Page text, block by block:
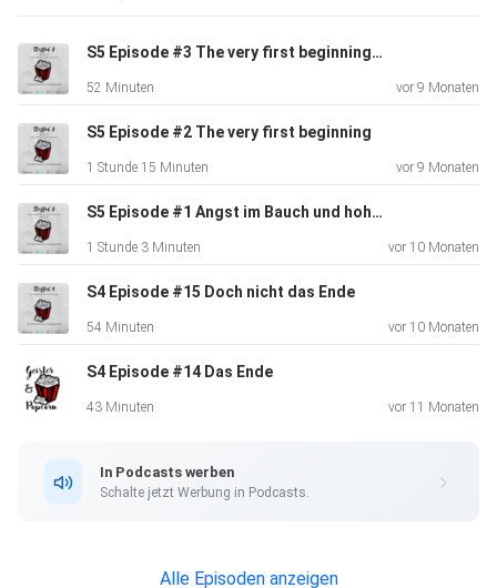
Viel Spaß beim hören.
Und nicht vergessen:
Geht gern auf Insta und liked und kommentiert was das
Zeug hält.
tauscht
euch mit uns aus.
Alle Links findet Ihr unten in unserem Linktree.
Ebenso könnt Ihr uns gern auf den Podcast-Portalen ein
S5 Episode #3 The very first beginning Teil 2
52 Minuten vor 9 Monaten
S5 Episode #2 The very first beginning
1 Stunde 15 Minuten vor 9 Monaten
S5 Episode #1 Angst im Bauch und hohe Stimmen
1 Stunde 3 Minuten vor 10 Monaten
S4 Episode #15 Doch nicht das Ende
54 Minuten vor 10 Monaten
S4 Episode #14 Das Ende
43 Minuten vor 11 Monaten
In Podcasts werben
Schalte jetzt Werbung in Podcasts.
Alle Episoden anzeigen